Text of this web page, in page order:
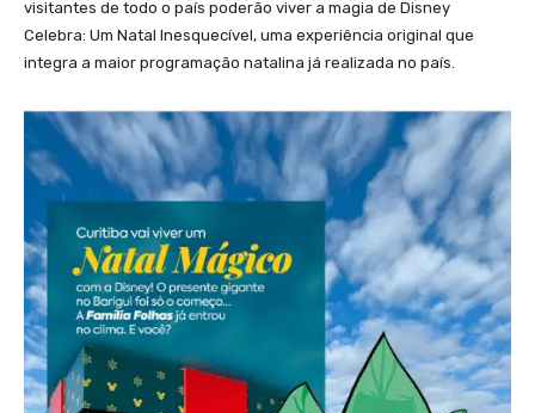
visitantes de todo o país poderão viver a magia de Disney
Celebra: Um Natal Inesquecível, uma experiência original que
integra a maior programação natalina já realizada no país.